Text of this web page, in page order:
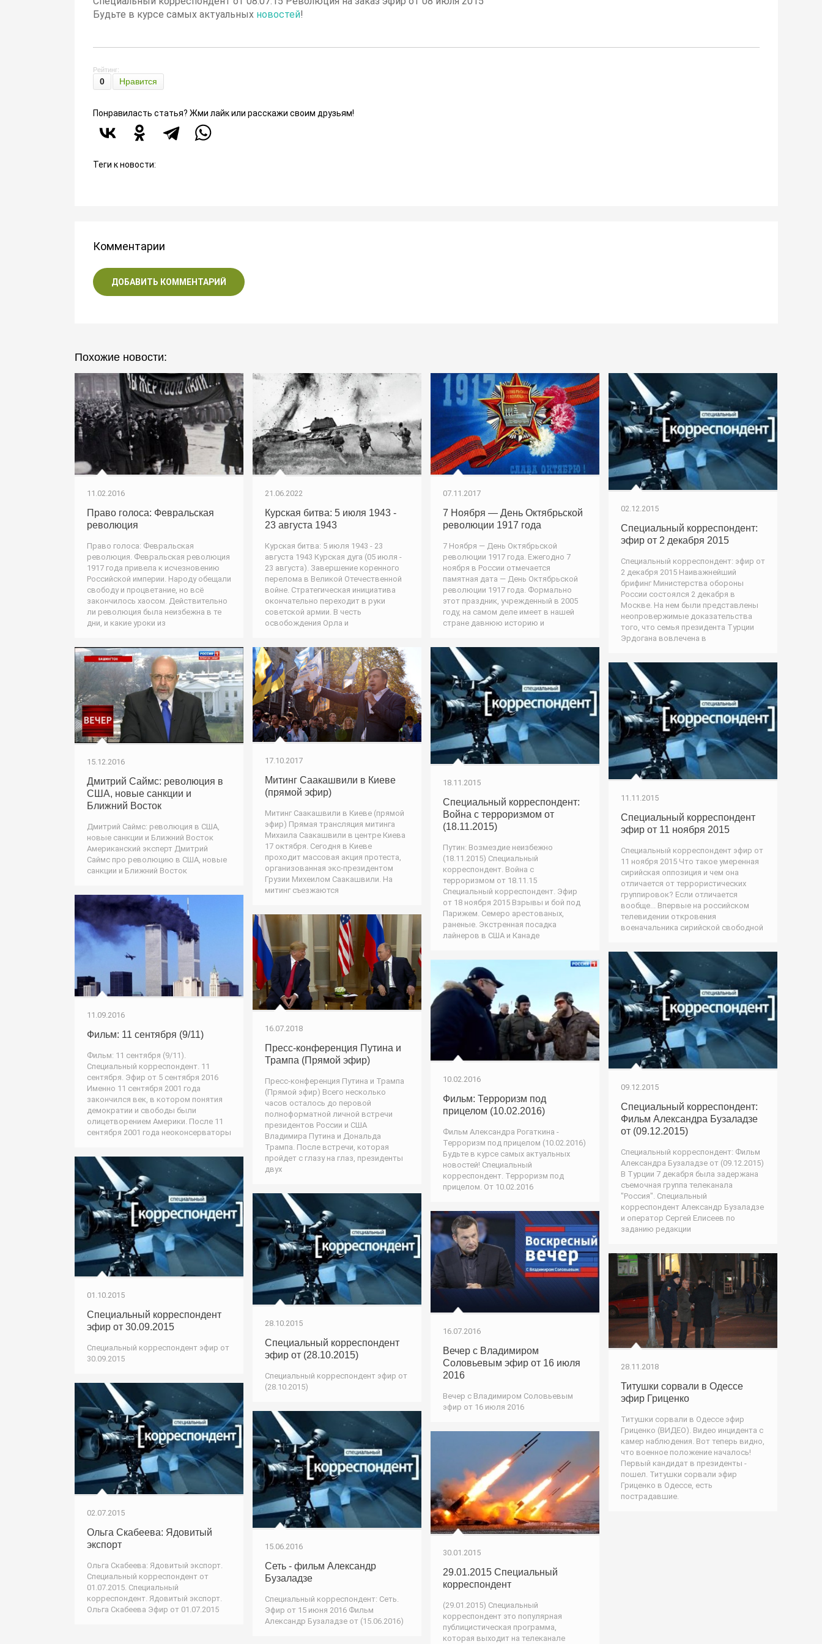
Будьте в курсе самых актуальных новостей!
Рейтинг:
0 Нравится
Понравиласть статья? Жми лайк или расскажи своим друзьям!
Теги к новости:
Комментарии
ДОБАВИТЬ КОММЕНТАРИЙ
Похожие новости:
11.02.2016
Право голоса: Февральская
революция
Право голоса: Февральская
революция. Февральская революция
1917 года привела к исчезновению
Российской империи. Народу обещали
свободу и процветание, но всё
закончилось хаосом. Действительно
ли революция была неизбежна в те
дни, и какие уроки из
21.06.2022
Курская битва: 5 июля 1943 -
23 августа 1943
Курская битва: 5 июля 1943 - 23
августа 1943 Курская дуга (05 июля -
23 августа). Завершение коренного
перелома в Великой Отечественной
войне. Стратегическая инициатива
окончательно переходит в руки
советской армии. В честь
освобождения Орла и
07.11.2017
7 Ноября — День Октябрьской
революции 1917 года
7 Ноября — День Октябрьской
революции 1917 года. Ежегодно 7
ноября в России отмечается
памятная дата — День Октябрьской
революции 1917 года. Формально
этот праздник, учрежденный в 2005
году, на самом деле имеет в нашей
стране давнюю историю и
02.12.2015
Специальный корреспондент:
эфир от 2 декабря 2015
Специальный корреспондент: эфир от
2 декабря 2015 Наиважнейший
брифинг Министерства обороны
России состоялся 2 декабря в
Москве. На нем были представлены
неопровержимые доказательства
того, что семья президента Турции
Эрдогана вовлечена в
15.12.2016
Дмитрий Саймс: революция в
США, новые санкции и
Ближний Восток
Дмитрий Саймс: революция в США,
новые санкции и Ближний Восток
Американский эксперт Дмитрий
Саймс про революцию в США, новые
санкции и Ближний Восток
18.11.2015
Специальный корреспондент:
Война с терроризмом от
(18.11.2015)
Путин: Возмездие неизбежно
(18.11.2015) Специальный
корреспондент. Война с
терроризмом от 18.11.15
Специальный корреспондент. Эфир
от 18 ноября 2015 Взрывы и бой под
Парижем. Семеро арестованых,
раненые. Экстренная посадка
лайнеров в США и Канаде
17.10.2017
Митинг Саакашвили в Киеве
(прямой эфир)
Митинг Саакашвили в Киеве (прямой
эфир) Прямая трансляция митинга
Михаила Саакашвили в центре Киева
17 октября. Сегодня в Киеве
проходит массовая акция протеста,
организованная экс-президентом
Грузии Михеилом Саакашвили. На
митинг съезжаются
11.11.2015
Специальный корреспондент
эфир от 11 ноября 2015
Специальный корреспондент эфир от
11 ноября 2015 Что такое умеренная
сирийская оппозиция и чем она
отличается от террористических
группировок? Если отличается
вообще... Впервые на российском
телевидении откровения
военачальника сирийской свободной
11.09.2016
Фильм: 11 сентября (9/11)
Фильм: 11 сентября (9/11).
Специальный корреспондент. 11
сентября. Эфир от 5 сентября 2016
Именно 11 сентября 2001 года
закончился век, в котором понятия
демократии и свободы были
олицетворением Америки. После 11
сентября 2001 года неоконсерваторы
16.07.2018
Пресс-конференция Путина и
Трампа (Прямой эфир)
Пресс-конференция Путина и Трампа
(Прямой эфир) Всего несколько
часов осталось до перовой
полноформатной личной встречи
президентов России и США
Владимира Путина и Дональда
Трампа. После встречи, которая
пройдет с глазу на глаз, президенты
двух
09.12.2015
Специальный корреспондент:
Фильм Александра Бузаладзе
от (09.12.2015)
Специальный корреспондент: Фильм
Александра Бузаладзе от (09.12.2015)
В Турции 7 декабря была задержана
съемочная группа телеканала
"Россия". Специальный
корреспондент Александр Бузаладзе
и оператор Сергей Елисеев по
заданию редакции
10.02.2016
Фильм: Терроризм под
прицелом (10.02.2016)
Фильм Александра Рогаткина -
Терроризм под прицелом (10.02.2016)
Будьте в курсе самых актуальных
новостей! Специальный
корреспондент. Терроризм под
прицелом. От 10.02.2016
01.10.2015
Специальный корреспондент
эфир от 30.09.2015
Специальный корреспондент эфир от
30.09.2015
28.10.2015
Специальный корреспондент
эфир от (28.10.2015)
Специальный корреспондент эфир от
(28.10.2015)
16.07.2016
Вечер с Владимиром
Соловьевым эфир от 16 июля
2016
Вечер с Владимиром Соловьевым
эфир от 16 июля 2016
28.11.2018
Титушки сорвали в Одессе
эфир Гриценко
Титушки сорвали в Одессе эфир
Гриценко (ВИДЕО). Видео инцидента с
камер наблюдения. Вот теперь видно,
что военное положение началось!
Первый кандидат в президенты -
пошел. Титушки сорвали эфир
Гриценко в Одессе, есть
пострадавшие.
02.07.2015
Ольга Скабеева: Ядовитый
экспорт
Ольга Скабеева: Ядовитый экспорт.
Специальный корреспондент от
01.07.2015. Специальный
корреспондент. Ядовитый экспорт.
Ольга Скабеева Эфир от 01.07.2015
15.06.2016
Сеть - фильм Александр
Бузаладзе
Специальный корреспондент: Сеть.
Эфир от 15 июня 2016 Фильм
Александр Бузаладзе от (15.06.2016)
30.01.2015
29.01.2015 Специальный
корреспондент
(29.01.2015) Специальный
корреспондент это популярная
публицистическая программа,
которая выходит на телеканале